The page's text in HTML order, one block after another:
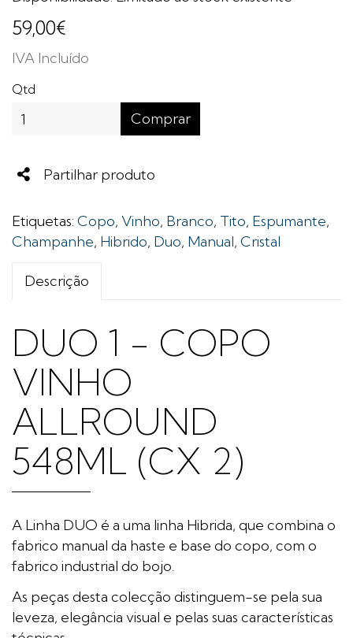
59,00€
IVA Incluído
Qtd
Comprar
Share
Partilhar produto
Etiquetas: Copo, Vinho, Branco, Tito, Espumante,
Champanhe, Hibrido, Duo, Manual, Cristal
Descrição
DUO 1 - COPO
VINHO
ALLROUND
548ML (CX 2)
A Linha DUO é a uma linha Hibrida, que combina o
fabrico manual da haste e base do copo, com o
fabrico industrial do bojo.
As peças desta colecção distinguem-se pela sua
leveza, elegância visual e pelas suas características